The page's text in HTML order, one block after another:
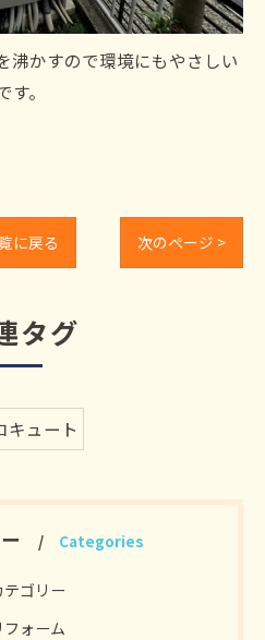
沸かすので環境にもやさしい
す。
に戻る 次のページ >
タグ
キュート
Categories
ゴリー
フォーム